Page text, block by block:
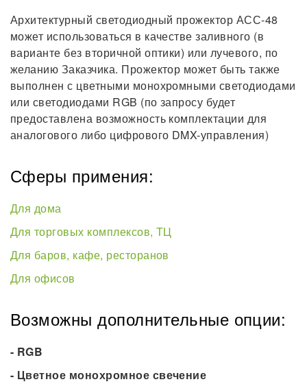
Архитектурный светодиодный прожектор АСС-48
может использоваться в качестве заливного (в
варианте без вторичной оптики) или лучевого, по
желанию Заказчика. Прожектор может быть также
выполнен с цветными монохромными светодиодами
или светодиодами RGB (по запросу будет
предоставлена возможность комплектации для
аналогового либо цифрового DMX-управления)
Сферы примения:
Для дома
Для торговых комплексов, ТЦ
Для баров, кафе, ресторанов
Для офисов
Возможны дополнительные опции:
- RGB
- Цветное монохромное свечение